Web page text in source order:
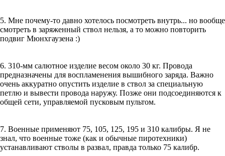
5. Мне почему-то давно хотелось посмотреть внутрь... но вообще
смотреть в заряженный ствол нельзя, а то можно повторить
подвиг Мюнхгаузена :)
6. 310-мм салютное изделие весом около 30 кг. Провода
предназначены для воспламенения вышибного заряда. Важно
очень аккуратно опустить изделие в ствол за специальную
петлю и вывести провода наружу. Позже они подсоединяются к
общей сети, управляемой пусковым пультом.
7. Военные применяют 75, 105, 125, 195 и 310 калибры. Я не
знал, что военные тоже (как и обычные пиротехники)
устанавливают стволы в развал, правда только 75 калибр.